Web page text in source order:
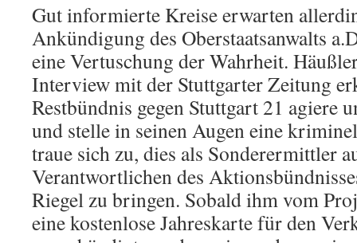
Gut informierte Kreise erwarten
Ankündigung des Oberstaatsanwalts
eine Vertuschung der Wahrheit.
Interview mit der Stuttgarter Zeitung
Restbündnis gegen Stuttgart 21 agiere
und stelle in seinen Augen eine
traue sich zu, dies als Sonderermittler
Verantwortlichen des
Riegel zu bringen. Sobald ihm vom
eine kostenlose Jahreskarte für den